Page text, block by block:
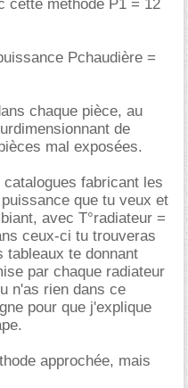
cette méthode P1 = 12
Pchaudière =
chaque pièce, au
de
mal exposées.
fabricant les
que tu veux et
avec T°radiateur =
ceux-ci tu trouveras
tableaux te donnant
par chaque radiateur
n'as rien dans ce
pour que j'explique
approchée, mais